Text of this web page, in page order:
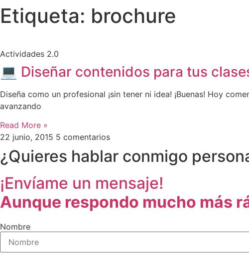
Etiqueta: brochure
Actividades 2.0
💻 Diseñar contenidos para tus
Diseña como un profesional ¡sin tener ni idea! ¡Buenas! Hoy
avanzando
Read More »
22 junio, 2015 5 comentarios
¿Quieres hablar conmigo
¡Envíame un mensaje!
Aunque respondo mucho más
Nombre